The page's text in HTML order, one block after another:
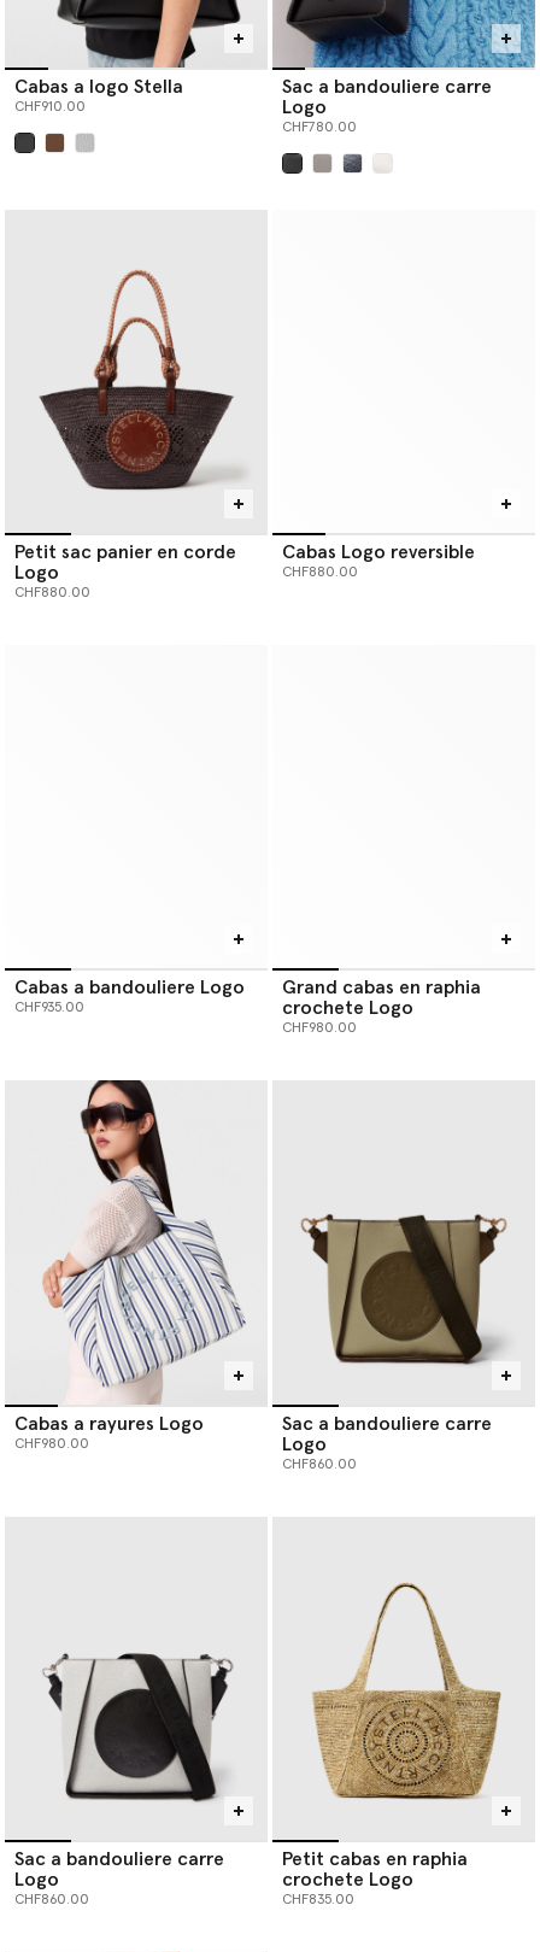
Cabas a logo Stella
CHF910.00
Sac a bandouliere carre
Logo
CHF780.00
Petit sac panier en corde
Logo
CHF880.00
Cabas Logo reversible
CHF880.00
Cabas a bandouliere Logo
CHF935.00
Grand cabas en raphia
crochete Logo
CHF980.00
Cabas a rayures Logo
CHF980.00
Sac a bandouliere carre
Logo
CHF860.00
Sac a bandouliere carre
Logo
CHF860.00
Petit cabas en raphia
crochete Logo
CHF835.00